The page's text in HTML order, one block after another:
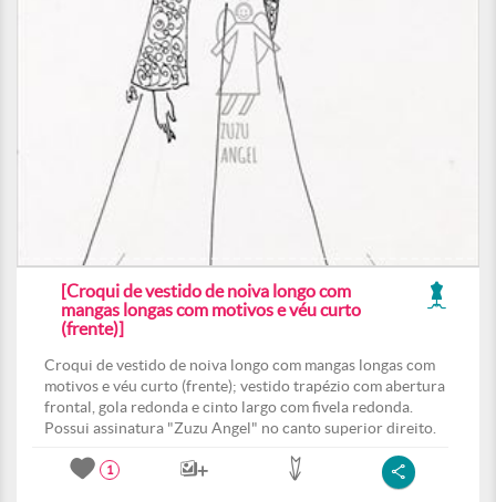
[Croqui de vestido de noiva longo com
mangas longas com motivos e véu curto
(frente)]
Croqui de vestido de noiva longo com mangas longas com
motivos e véu curto (frente); vestido trapézio com abertura
frontal, gola redonda e cinto largo com fivela redonda.
Possui assinatura "Zuzu Angel" no canto superior direito.
1